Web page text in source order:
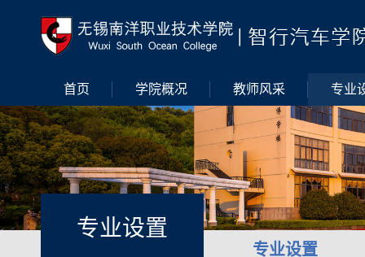
首页 学院概况 教师风采 专业
专业设置
专业设置